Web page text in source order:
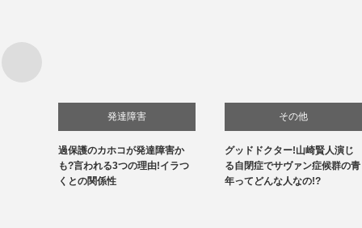
発達障害
過保護のカホコが発達障害か
も?言われる3つの理由!イラつ
くとの関係性
その他
自閉症
グッドドクター!山崎賢人演じ
る自閉症でサヴァン症候群の青
年ってどんな人なの!?